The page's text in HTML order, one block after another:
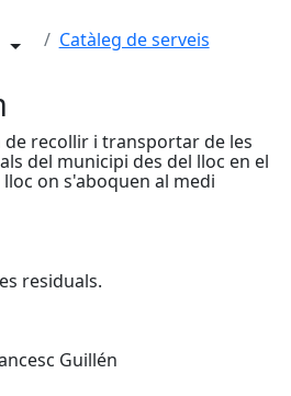
Catàleg de serveis
de recollir i transportar de les
del municipi des del lloc en el
on s'aboquen al medi
residuals.
Guillén